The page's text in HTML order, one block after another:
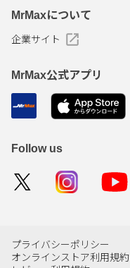
MrMaxについて
企業サイト
MrMax公式アプリ
Follow us
プライバシーポリシー
オンラインストア利用規約